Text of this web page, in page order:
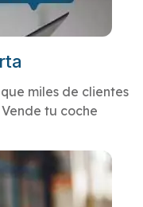
miles de clientes
tu coche